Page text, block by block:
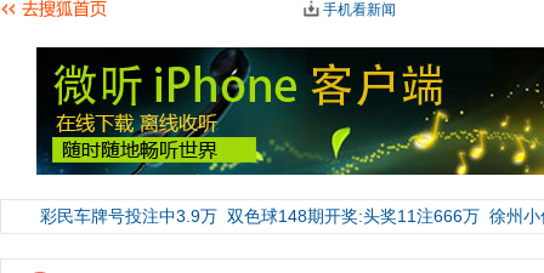
手机看新闻
彩民车牌号投注中3.9万 双色球148期开奖:头奖11注666万 徐州